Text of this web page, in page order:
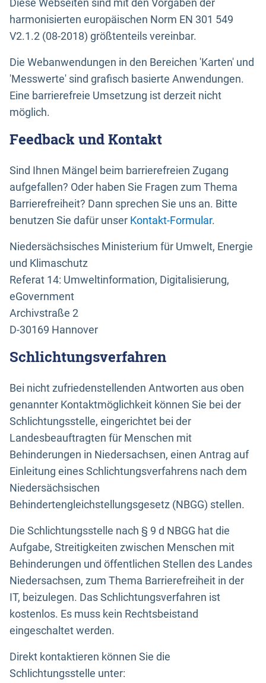
Diese Webseiten sind mit den Vorgaben der
harmonisierten europäischen Norm EN 301 549
V2.1.2 (08-2018) größtenteils vereinbar.
Die Webanwendungen in den Bereichen 'Karten' und
'Messwerte' sind grafisch basierte Anwendungen.
Eine barrierefreie Umsetzung ist derzeit nicht
möglich.
Feedback und Kontakt
Sind Ihnen Mängel beim barrierefreien Zugang
aufgefallen? Oder haben Sie Fragen zum Thema
Barrierefreiheit? Dann sprechen Sie uns an. Bitte
benutzen Sie dafür unser Kontakt-Formular.
Niedersächsisches Ministerium für Umwelt, Energie
und Klimaschutz
Referat 14: Umweltinformation, Digitalisierung,
eGovernment
Archivstraße 2
D-30169 Hannover
Schlichtungsverfahren
Bei nicht zufriedenstellenden Antworten aus oben
genannter Kontaktmöglichkeit können Sie bei der
Schlichtungsstelle, eingerichtet bei der
Landesbeauftragten für Menschen mit
Behinderungen in Niedersachsen, einen Antrag auf
Einleitung eines Schlichtungsverfahrens nach dem
Niedersächsischen
Behindertengleichstellungsgesetz (NBGG) stellen.
Die Schlichtungsstelle nach § 9 d NBGG hat die
Aufgabe, Streitigkeiten zwischen Menschen mit
Behinderungen und öffentlichen Stellen des Landes
Niedersachsen, zum Thema Barrierefreiheit in der
IT, beizulegen. Das Schlichtungsverfahren ist
kostenlos. Es muss kein Rechtsbeistand
eingeschaltet werden.
Direkt kontaktieren können Sie die
Schlichtungsstelle unter: